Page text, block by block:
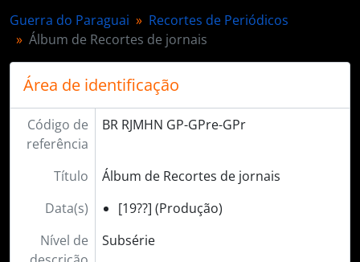
Guerra do Paraguai
Recortes de Periódicos
Álbum de Recortes de jornais
Área de identificação
Código de
referência
BR RJMHN GP-GPre-GPr
Título
Álbum de Recortes de jornais
Data(s)
[19??] (Produção)
Nível de
Subsérie